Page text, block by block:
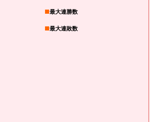
■最大連勝数
■最大連敗数